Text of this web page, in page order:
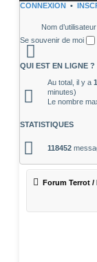
CONNEXION •
Nom d’utilisateur
Se souvenir de moi
QUI EST EN LIGNE ?
Au total, il y a
minutes)
Le nombre
STATISTIQUES
118452
Forum Terrot /